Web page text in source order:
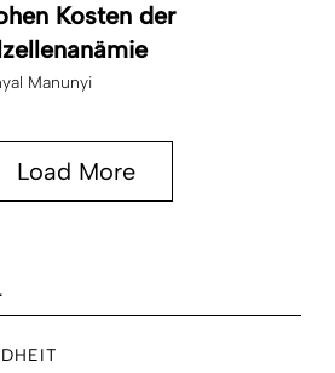
Kosten der
Manunyi
Load More